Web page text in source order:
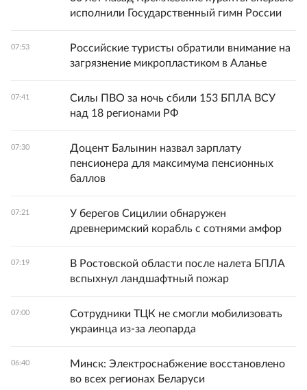
исполнили Государственный гимн России
07:53
Российские туристы обратили внимание на
загрязнение микропластиком в Аланье
07:41
Силы ПВО за ночь сбили 153 БПЛА ВСУ
над 18 регионами РФ
07:30
Доцент Балынин назвал зарплату
пенсионера для максимума пенсионных
баллов
07:21
У берегов Сицилии обнаружен
древнеримский корабль с сотнями амфор
07:19
В Ростовской области после налета БПЛА
вспыхнул ландшафтный пожар
07:00
Сотрудники ТЦК не смогли мобилизовать
украинца из-за леопарда
06:40
Минск: Электроснабжение восстановлено
во всех регионах Беларуси